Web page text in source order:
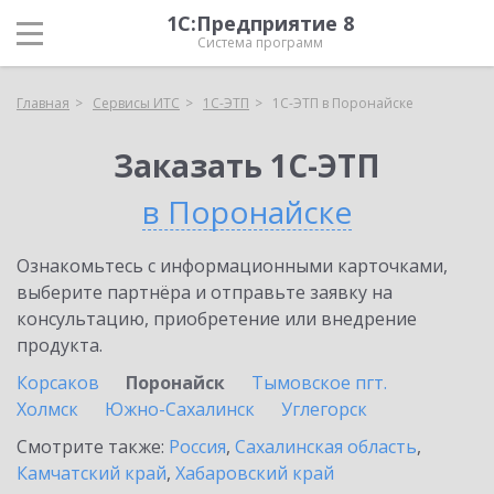
1С:Предприятие 8
Система программ
Главная Сервисы ИТС 1С-ЭТП 1С-ЭТП в Поронайске
Заказать 1С-ЭТП
в Поронайске
Ознакомьтесь с информационными карточками,
выберите партнёра и отправьте заявку на
консультацию, приобретение или внедрение
продукта.
Корсаков
Поронайск
Тымовское пгт.
Холмск
Южно-Сахалинск
Углегорск
Смотрите также: Россия, Сахалинская область,
Камчатский край, Хабаровский край